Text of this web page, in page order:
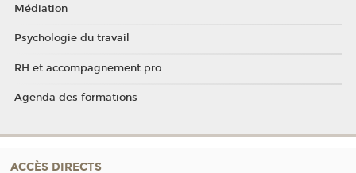
Médiation
Psychologie du travail
RH et accompagnement pro
Agenda des formations
ACCÈS DIRECTS